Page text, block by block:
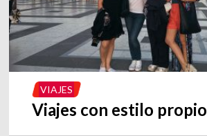
VIAJES
Viajes con estilo propio